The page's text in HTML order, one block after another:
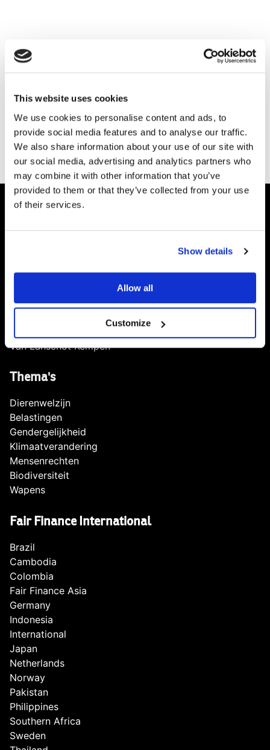
This website uses cookies
We use cookies to personalise content and ads, to
provide social media features and to analyse our traffic.
We also share information about your use of our site with
our social media, advertising and analytics partners who
may combine it with other information that you’ve
provided to them or that they’ve collected from your use
of their services.
Show details
Allow all
Customize
Deel dit op:
ING Bank
NIBC
Van Lanschot Kempen
Thema's
Dierenwelzijn
Belastingen
Gendergelijkheid
Klimaatverandering
Mensenrechten
Biodiversiteit
Wapens
Fair Finance International
Brazil
Cambodia
Colombia
Fair Finance Asia
Germany
Indonesia
International
Japan
Netherlands
Norway
Pakistan
Philippines
Southern Africa
Sweden